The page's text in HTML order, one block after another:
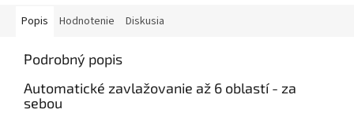
Popis Hodnotenie Diskusia
Podrobný popis
Automatické zavlažovanie až 6 oblastí - za
sebou